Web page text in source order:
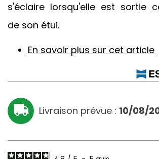
s'éclaire lorsqu'elle est sortie
de son étui.
En savoir plus sur cet article
Livraison prévue : 10/08/